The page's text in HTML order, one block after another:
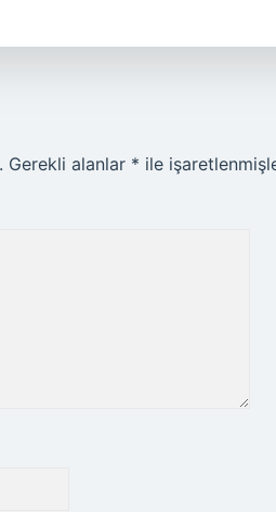
Gerekli alanlar * ile